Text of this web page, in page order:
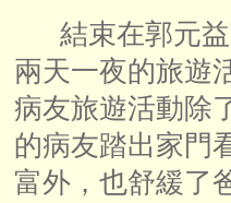
結束在郭元益
兩天一夜的旅遊
病友旅遊活動除
的病友踏出家門
富外，也舒緩了